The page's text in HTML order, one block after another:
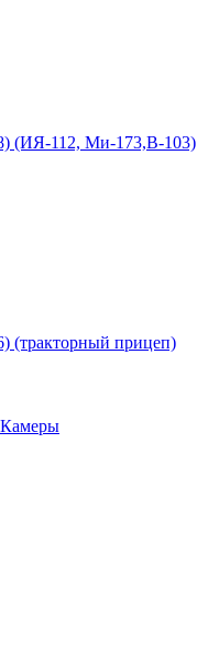
(ИЯ-112, Ми-173,В-103)
(тракторный прицеп)
Камеры